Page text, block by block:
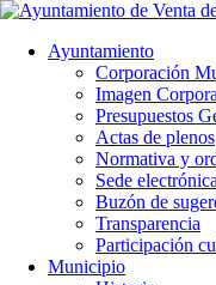
Ayuntamiento
Corporación
Imagen
Presupuestos
Actas de plenos
Normativa y
Sede
Buzón de
Transparencia
Participación
Municipio